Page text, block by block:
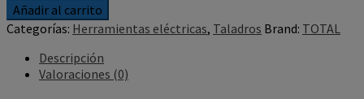
Añadir al carrito
Categorías: Herramientas eléctricas, Taladros Brand: TOTAL
Descripción
Valoraciones (0)